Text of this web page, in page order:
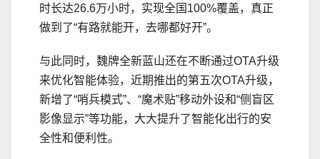
时长达26.6万小时，实现全国100%覆盖，真正
做到了“有路就能开，去哪都好开”。
与此同时，魏牌全新蓝山还在不断通过OTA升级
来优化智能体验，近期推出的第五次OTA升级，
新增了“哨兵模式”、“魔术贴”移动外设和“侧盲区
影像显示”等功能，大大提升了智能化出行的安
全性和便利性。